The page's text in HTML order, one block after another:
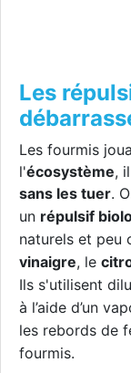
Les
Les fourmis
l'écosystème,
sans les tuer.
un répulsif
naturels et peu
vinaigre, le
Ils s'utilisent
à l’aide d’un
les rebords de
fourmis.